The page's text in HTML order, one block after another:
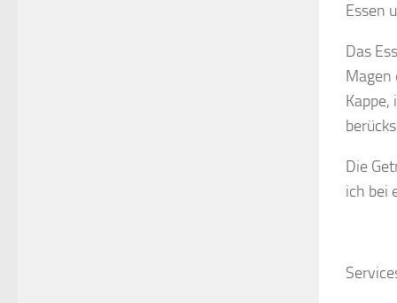
Essen
Das
Magen
Die
ich bei